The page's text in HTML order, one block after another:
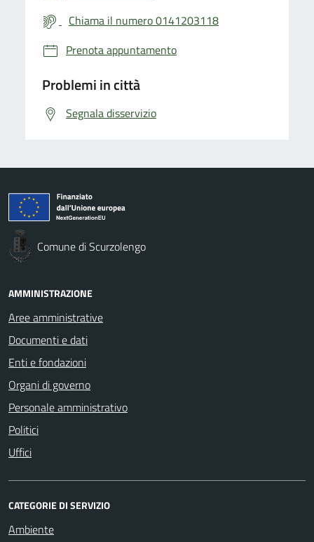
Chiama il numero 0141203118
Prenota appuntamento
Problemi in città
Segnala disservizio
Comune di Scurzolengo
AMMINISTRAZIONE
Aree amministrative
Documenti e dati
Enti e fondazioni
Organi di governo
Personale amministrativo
Politici
Uffici
CATEGORIE DI SERVIZIO
Ambiente